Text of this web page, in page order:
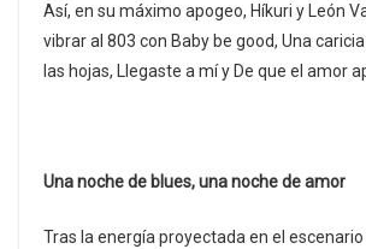
Así, en su máximo apogeo, Híkuri y León
vibrar al 803 con Baby be good, Una
las hojas, Llegaste a mí y De que el amor
Una noche de blues, una noche de amor
Tras la energía proyectada en el